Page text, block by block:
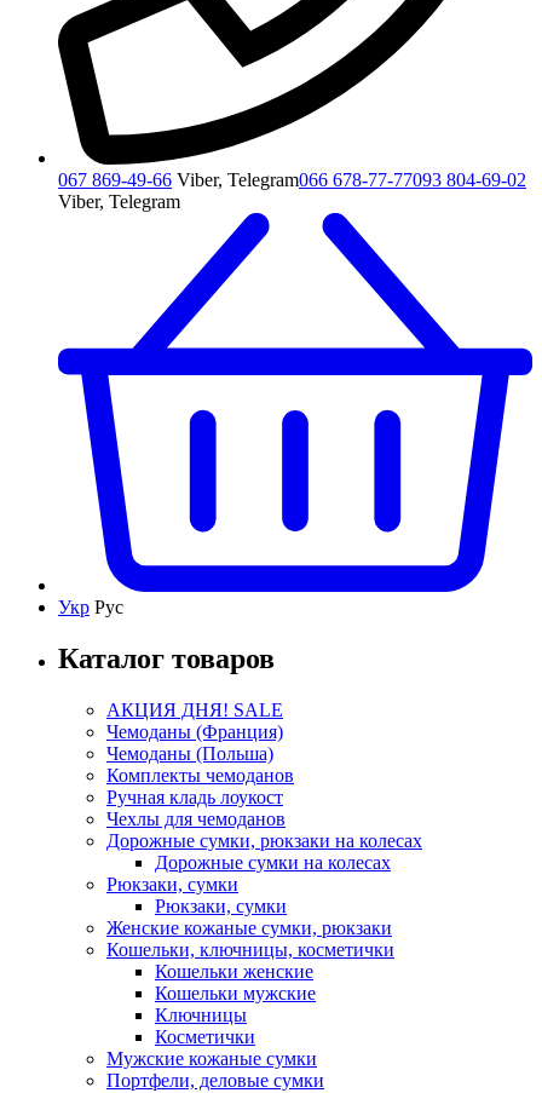
067 869-49-66 Viber, Telegram066 678-77-77093 804-69-02
Viber, Telegram
Укр Рус
Каталог товаров
АКЦИЯ ДНЯ! SALE
Чемоданы (Франция)
Чемоданы (Польша)
Комплекты чемоданов
Ручная кладь лоукост
Чехлы для чемоданов
Дорожные сумки, рюкзаки на колесах
Дорожные сумки на колесах
Рюкзаки, сумки
Рюкзаки, сумки
Женские кожаные сумки, рюкзаки
Кошельки, ключницы, косметички
Кошельки женские
Кошельки мужские
Ключницы
Косметички
Мужские кожаные сумки
Портфели, деловые сумки